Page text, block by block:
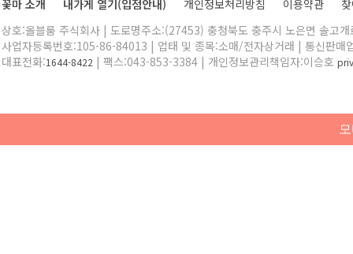
꽃마 소개 내가게 열기(입점안내) 개인정보처리방침 이용약관
상호:올블룸 주식회사 | 도로명주소:(27453) 충청북도 충주시 노은면 솔고
사업자등록번호:105-86-84013 | 업태 및 종목:소매/전자상거래 | 통신판매
대표전화:1644-8422 | 팩스:043-853-3384 | 개인정보관리책임자:이승호